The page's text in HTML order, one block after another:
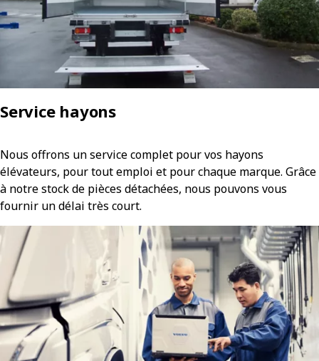
Service hayons
Nous offrons un service complet pour vos hayons
élévateurs, pour tout emploi et pour chaque marque. Grâce
à notre stock de pièces détachées, nous pouvons vous
fournir un délai très court.